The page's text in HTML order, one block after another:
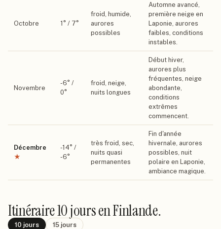
Octobre 1 ° / 7°
froid, humide,
aurores
possibles
Automne avancé,
première neige en
Laponie, aurores
faibles, conditions
instables.
Novembre
-6° /
0°
froid, neige,
nuits longues
Début hiver,
aurores plus
fréquentes, neige
abondante,
conditions
extrêmes
commencent.
Décembre
★
-14° /
-6°
très froid, sec,
nuits quasi
permanentes
Fin d'année
hivernale, aurores
possibles, nuit
polaire en Laponie,
ambiance magique.
Itinéraire10 joursen Finlande.
10 jours 15 jours